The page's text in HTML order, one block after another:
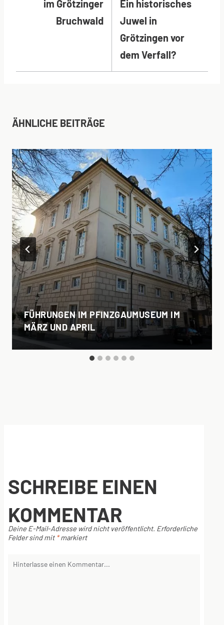
im Grötzinger
Bruchwald
Ein historisches
Juwel in
Grötzingen vor
dem Verfall?
ÄHNLICHE BEITRÄGE
FÜHRUNGEN IM PFINZGAUMUSEUM IM
MÄRZ UND APRIL
SCHREIBE EINEN
KOMMENTAR
Deine E-Mail-Adresse wird nicht veröffentlicht. Erforderliche
Felder sind mit *markiert